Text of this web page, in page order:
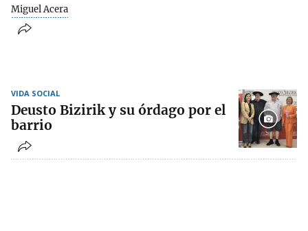
Miguel Acera
VIDA SOCIAL
Deusto Bizirik y su órdago por el
barrio